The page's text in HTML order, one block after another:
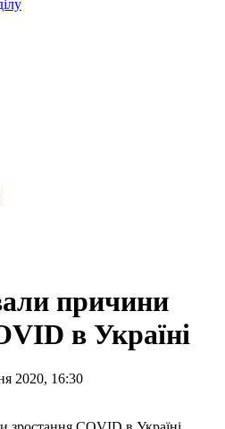
причини
в Україні
2020, 16:30